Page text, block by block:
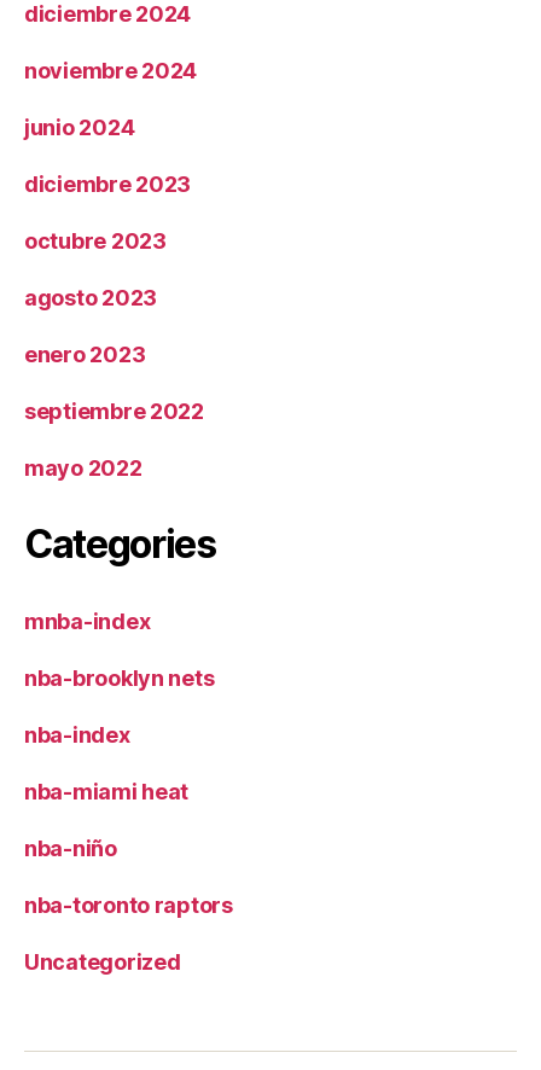
diciembre 2024
noviembre 2024
junio 2024
diciembre 2023
octubre 2023
agosto 2023
enero 2023
septiembre 2022
mayo 2022
Categories
mnba-index
nba-brooklyn nets
nba-index
nba-miami heat
nba-niño
nba-toronto raptors
Uncategorized